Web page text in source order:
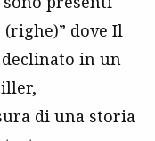
(righe)” dove Il
in un
di una storia